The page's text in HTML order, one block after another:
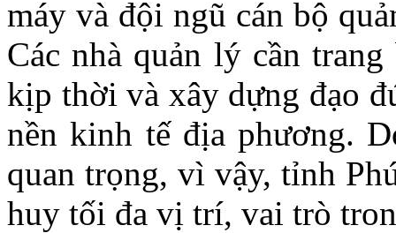
máy và đội ngũ cán bộ
Các nhà quản lý cần
kịp thời và xây dựng đạo
nền kinh tế địa phương.
quan trọng, vì vậy, tỉnh
huy tối đa vị trí, vai trò